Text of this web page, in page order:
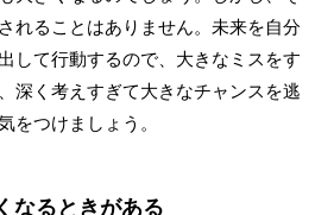
れることはありません。未来を自分
して行動するので、大きなミスをす
深く考えすぎて大きなチャンスを逃
をつけましょう。
るときがある